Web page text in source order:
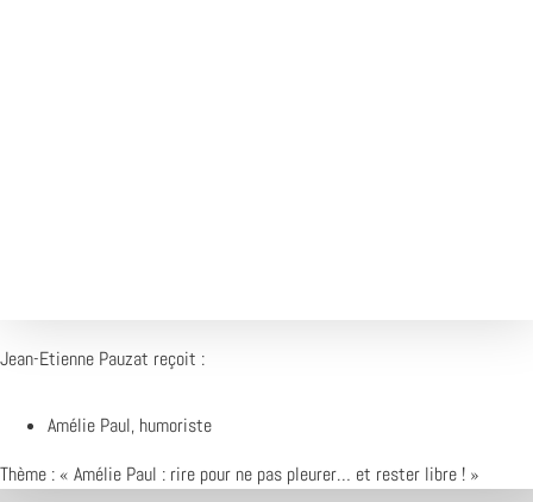
Jean-Etienne Pauzat reçoit :
Amélie Paul, humoriste
Thème : « Amélie Paul : rire pour ne pas pleurer… et rester libre ! »